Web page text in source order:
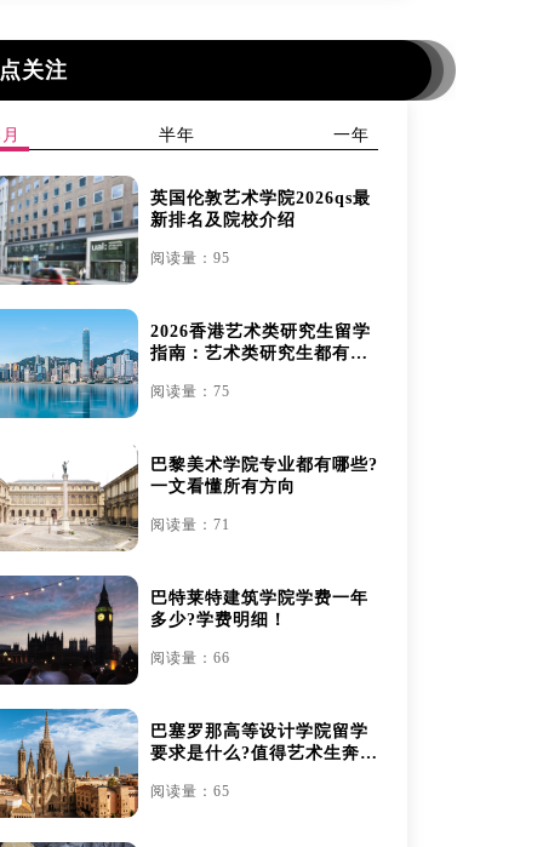
关注
半年 一年
英国伦敦艺术学院2026qs最
新排名及院校介绍
阅读量：95
2026香港艺术类研究生留学
指南：艺术类研究生都有哪
阅读量：75
巴黎美术学院专业都有哪些?
一文看懂所有方向
阅读量：71
巴特莱特建筑学院学费一年
多少?学费明细！
阅读量：66
巴塞罗那高等设计学院留学
要求是什么?值得艺术生奔赴
阅读量：65